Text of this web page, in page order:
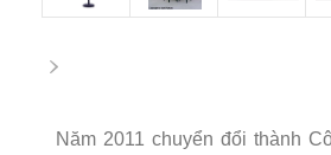
Năm 2011 chuyển đổi thành